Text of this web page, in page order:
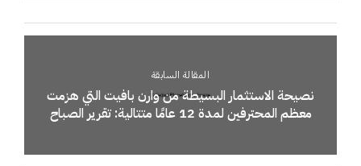
المقالة السابقة
نصيحة الاستثمار البسيطة من وارن بافيت التي هزمت
معظم المحترفين لمدة 12 عامًا متتالية: تقرير الصباح